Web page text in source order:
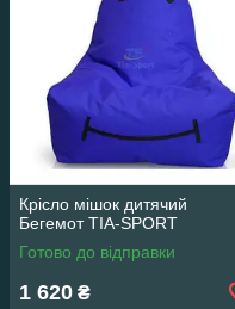
Крісло мішок дитячий
Бегемот TIA-SPORT
Готово до відправки
1 620 ₴